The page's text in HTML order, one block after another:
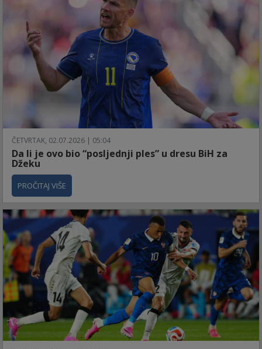
ČETVRTAK, 02.07.2026 | 05:04
Da li je ovo bio “posljednji ples” u dresu BiH za
Džeku
PROČITAJ VIŠE